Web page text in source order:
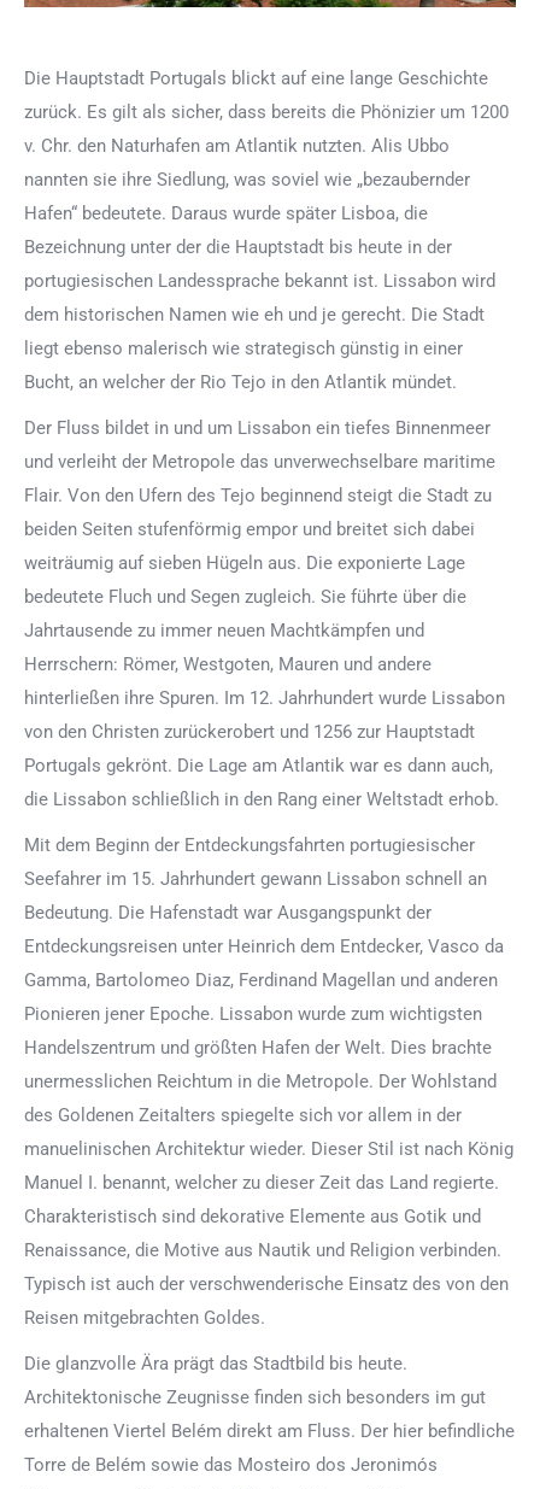
Die Hauptstadt Portugals blickt auf eine lange Geschichte
zurück. Es gilt als sicher, dass bereits die Phönizier um 1200
v. Chr. den Naturhafen am Atlantik nutzten. Alis Ubbo
nannten sie ihre Siedlung, was soviel wie „bezaubernder
Hafen“ bedeutete. Daraus wurde später Lisboa, die
Bezeichnung unter der die Hauptstadt bis heute in der
portugiesischen Landessprache bekannt ist. Lissabon wird
dem historischen Namen wie eh und je gerecht. Die Stadt
liegt ebenso malerisch wie strategisch günstig in einer
Bucht, an welcher der Rio Tejo in den Atlantik mündet.
Der Fluss bildet in und um Lissabon ein tiefes Binnenmeer
und verleiht der Metropole das unverwechselbare maritime
Flair. Von den Ufern des Tejo beginnend steigt die Stadt zu
beiden Seiten stufenförmig empor und breitet sich dabei
weiträumig auf sieben Hügeln aus. Die exponierte Lage
bedeutete Fluch und Segen zugleich. Sie führte über die
Jahrtausende zu immer neuen Machtkämpfen und
Herrschern: Römer, Westgoten, Mauren und andere
hinterließen ihre Spuren. Im 12. Jahrhundert wurde Lissabon
von den Christen zurückerobert und 1256 zur Hauptstadt
Portugals gekrönt. Die Lage am Atlantik war es dann auch,
die Lissabon schließlich in den Rang einer Weltstadt erhob.
Mit dem Beginn der Entdeckungsfahrten portugiesischer
Seefahrer im 15. Jahrhundert gewann Lissabon schnell an
Bedeutung. Die Hafenstadt war Ausgangspunkt der
Entdeckungsreisen unter Heinrich dem Entdecker, Vasco da
Gamma, Bartolomeo Diaz, Ferdinand Magellan und anderen
Pionieren jener Epoche. Lissabon wurde zum wichtigsten
Handelszentrum und größten Hafen der Welt. Dies brachte
unermesslichen Reichtum in die Metropole. Der Wohlstand
des Goldenen Zeitalters spiegelte sich vor allem in der
manuelinischen Architektur wieder. Dieser Stil ist nach König
Manuel I. benannt, welcher zu dieser Zeit das Land regierte.
Charakteristisch sind dekorative Elemente aus Gotik und
Renaissance, die Motive aus Nautik und Religion verbinden.
Typisch ist auch der verschwenderische Einsatz des von den
Reisen mitgebrachten Goldes.
Die glanzvolle Ära prägt das Stadtbild bis heute.
Architektonische Zeugnisse finden sich besonders im gut
erhaltenen Viertel Belém direkt am Fluss. Der hier befindliche
Torre de Belém sowie das Mosteiro dos Jeronimós